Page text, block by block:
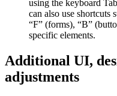
using the keyboard
can also use shortcuts
“F” (forms), “B”
specific elements.
Additional UI,
adjustments